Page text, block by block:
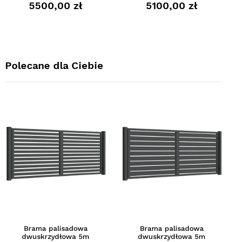
5500,00 zł 5100,00 zł
Polecane dla Ciebie
Brama palisadowa
dwuskrzydłowa 5m
Brama palisadowa
dwuskrzydłowa 5m